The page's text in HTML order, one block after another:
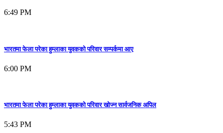
6:49 PM
भारतमा फेला परेका हुम्लाका युवकको परिवार सम्पर्कमा आए
6:00 PM
भारतमा फेला परेका हुम्लाका युवकको परिवार खोज्न सार्वजनिक अपिल
5:43 PM